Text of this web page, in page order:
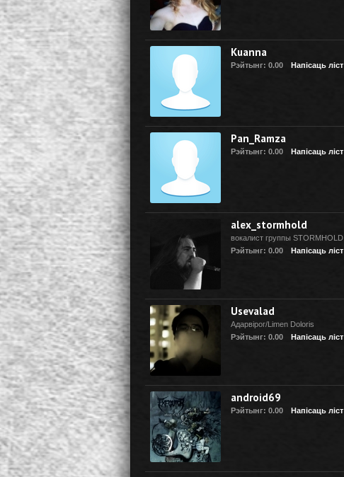
Kuanna
Рэйтынг: 0.00 Напісаць ліст
Pan_Ramza
Рэйтынг: 0.00 Напісаць ліст
alex_stormhold
вокалист группы STORMHOLD
Рэйтынг: 0.00
Напісаць ліст
Usevalad
Адарвірог/Limen Doloris
Рэйтынг: 0.00
Напісаць ліст
android69
Рэйтынг: 0.00 Напісаць ліст